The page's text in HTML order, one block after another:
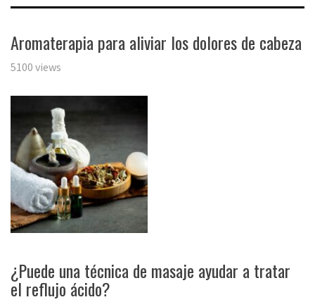
Aromaterapia para aliviar los dolores de cabeza
5100 views
¿Puede una técnica de masaje ayudar a tratar
el reflujo ácido?